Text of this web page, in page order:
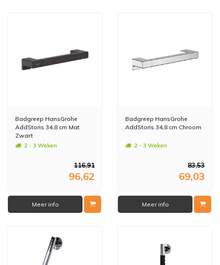
Badgreep HansGrohe
AddStoris 34,8 cm Mat
Zwart
2 - 3 Weken
116,91
96,62
Meer info
Badgreep HansGrohe
AddStoris 34,8 cm Chroom
2 - 3 Weken
83,53
69,03
Meer info